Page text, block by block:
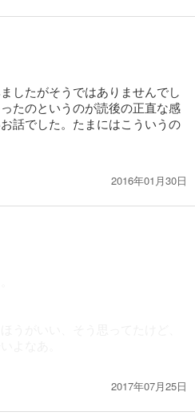
したがそうではありませんでし
たのというのが読後の正直な感
話でした。たまにはこういうの
2016年01月30日
2017年07月25日